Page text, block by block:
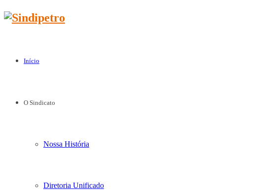
Início
O Sindicato
Nossa História
Diretoria Unificado